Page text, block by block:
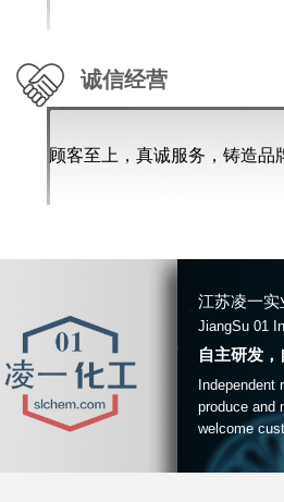
诚信经营
顾客至上，真诚服务，铸造品
江苏凌一实
JiangSu 01
自主研发
Independent
produce and
welcome